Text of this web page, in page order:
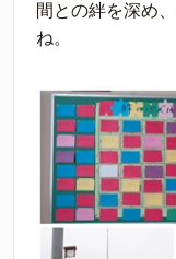
間との絆を深め
ね。